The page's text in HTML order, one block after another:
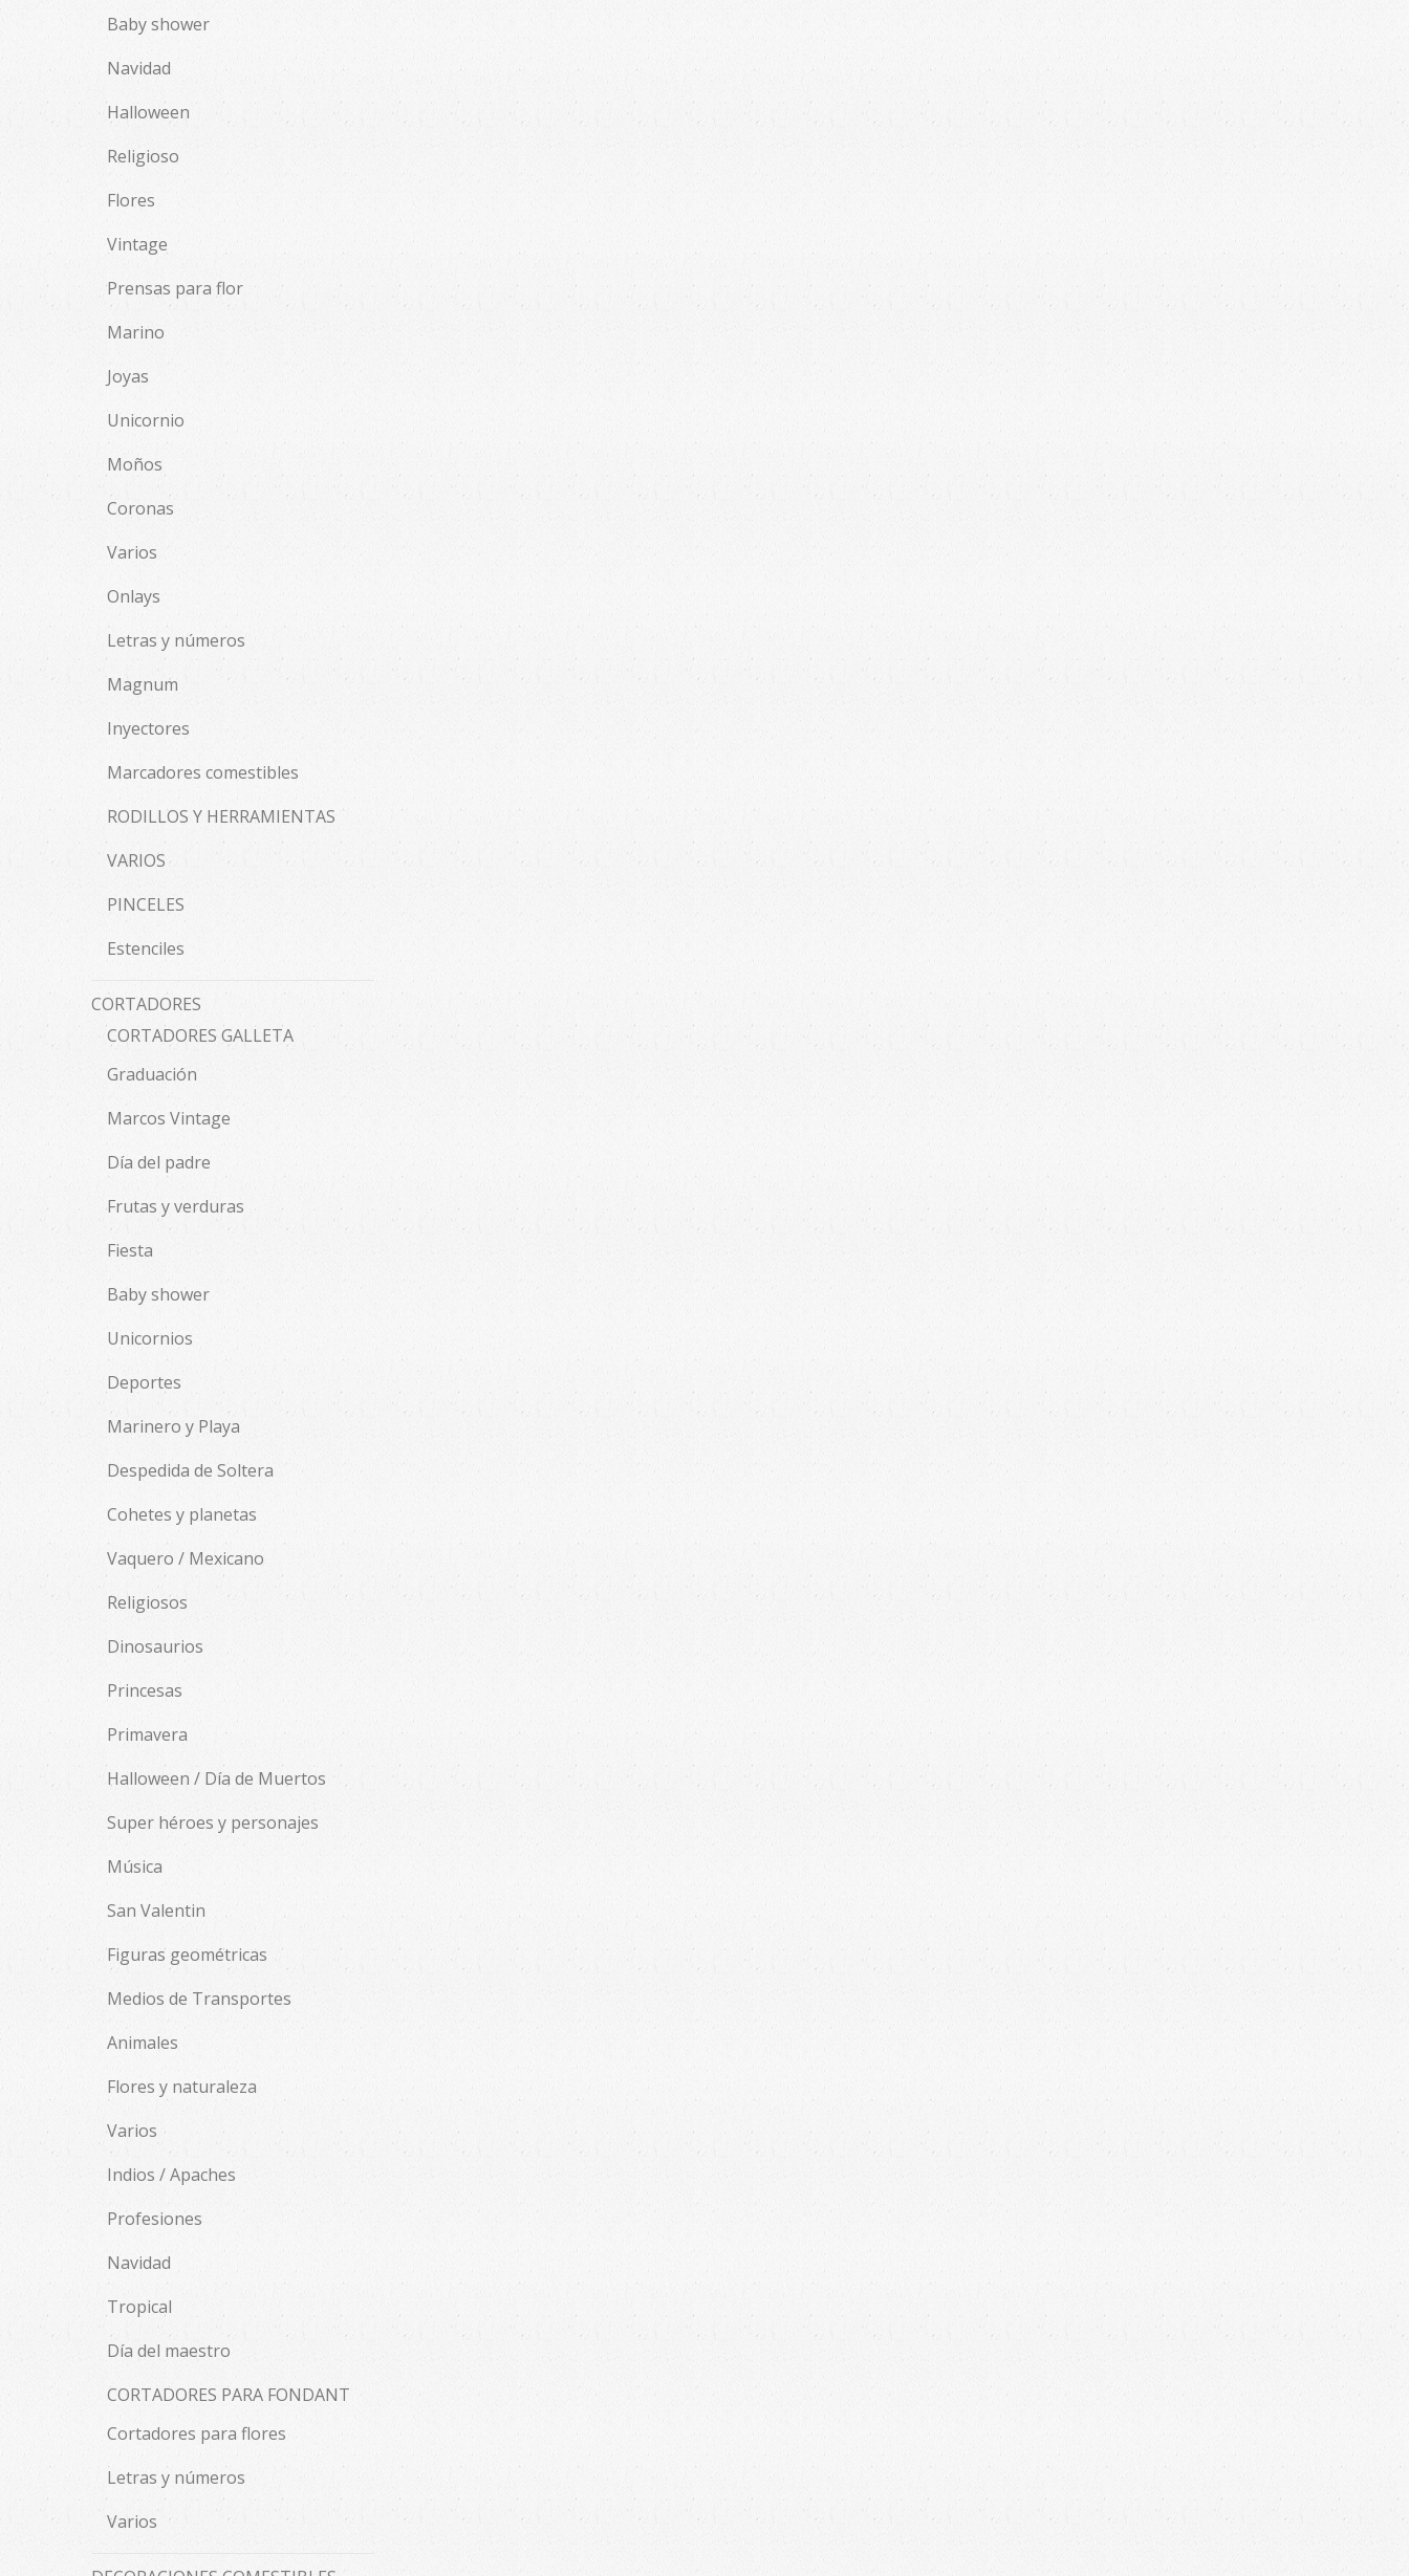
Baby shower
Navidad
Halloween
Religioso
Flores
Vintage
Prensas para flor
Marino
Joyas
Unicornio
Moños
Coronas
Varios
Onlays
Letras y números
Magnum
Inyectores
Marcadores comestibles
RODILLOS Y HERRAMIENTAS
VARIOS
PINCELES
Estenciles
CORTADORES
CORTADORES GALLETA
Graduación
Marcos Vintage
Día del padre
Frutas y verduras
Fiesta
Baby shower
Unicornios
Deportes
Marinero y Playa
Despedida de Soltera
Cohetes y planetas
Vaquero / Mexicano
Religiosos
Dinosaurios
Princesas
Primavera
Halloween / Día de Muertos
Super héroes y personajes
Música
San Valentin
Figuras geométricas
Medios de Transportes
Animales
Flores y naturaleza
Varios
Indios / Apaches
Profesiones
Navidad
Tropical
Día del maestro
CORTADORES PARA FONDANT
Cortadores para flores
Letras y números
Varios